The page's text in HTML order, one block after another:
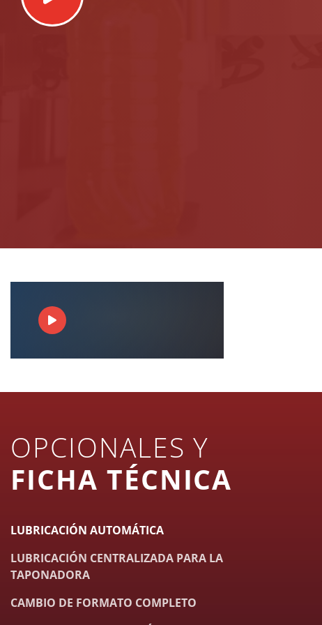
OPCIONALES Y
FICHA TÉCNICA
LUBRICACIÓN AUTOMÁTICA
LUBRICACIÓN CENTRALIZADA PARA LA
TAPONADORA
CAMBIO DE FORMATO COMPLETO